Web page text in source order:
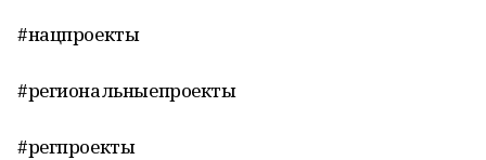
#нацпроекты
#региональныепроекты
#регпроекты